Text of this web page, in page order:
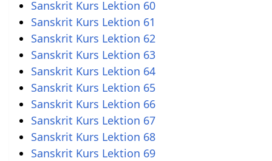
Sanskrit Kurs Lektion 60
Sanskrit Kurs Lektion 61
Sanskrit Kurs Lektion 62
Sanskrit Kurs Lektion 63
Sanskrit Kurs Lektion 64
Sanskrit Kurs Lektion 65
Sanskrit Kurs Lektion 66
Sanskrit Kurs Lektion 67
Sanskrit Kurs Lektion 68
Sanskrit Kurs Lektion 69